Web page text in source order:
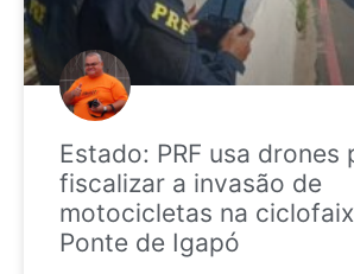
Estado: PRF usa drones
fiscalizar a invasão de
motocicletas na
Ponte de Igapó